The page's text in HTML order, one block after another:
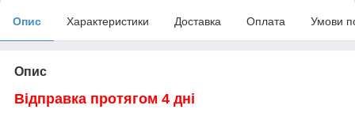
Опис Характеристики Доставка Оплата Умови
Опис
Відправка протягом 4 дні